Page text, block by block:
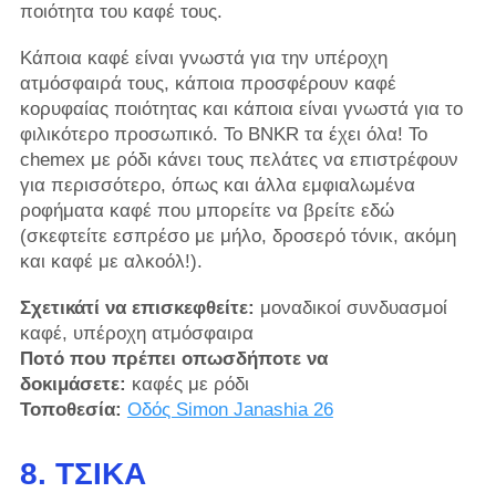
ποιότητα του καφέ τους.
Κάποια καφέ είναι γνωστά για την υπέροχη
ατμόσφαιρά τους, κάποια προσφέρουν καφέ
κορυφαίας ποιότητας και κάποια είναι γνωστά για το
φιλικότερο προσωπικό. Το BNKR τα έχει όλα! Το
chemex με ρόδι κάνει τους πελάτες να επιστρέφουν
για περισσότερο, όπως και άλλα εμφιαλωμένα
ροφήματα καφέ που μπορείτε να βρείτε εδώ
(σκεφτείτε εσπρέσο με μήλο, δροσερό τόνικ, ακόμη
και καφέ με αλκοόλ!).
Σχετικάτί να επισκεφθείτε: μοναδικοί συνδυασμοί
καφέ, υπέροχη ατμόσφαιρα
Ποτό που πρέπει οπωσδήποτε να
δοκιμάσετε: καφές με ρόδι
Τοποθεσία: Οδός Simon Janashia 26
8. ΤΣΊΚΑ